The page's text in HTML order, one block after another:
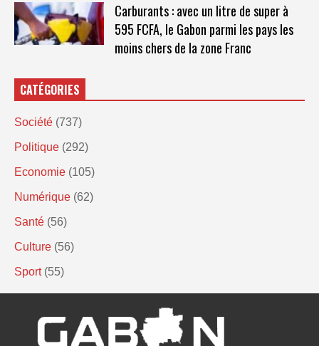
Carburants : avec un litre de super à
595 FCFA, le Gabon parmi les pays les
moins chers de la zone Franc
CATÉGORIES
Société (737)
Politique (292)
Economie (105)
Numérique (62)
Santé (56)
Culture (56)
Sport (55)